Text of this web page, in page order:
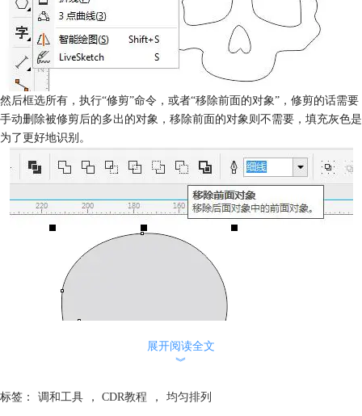
然后框选所有，执行“修剪”命令，或者“移除前面的对象”，修剪的话需要
手动删除被修剪后的多出的对象，移除前面的对象则不需要，填充灰色是
为了更好地识别。
展开阅读全文
︾
标签： 调和工具 ， CDR教程 ， 均匀排列